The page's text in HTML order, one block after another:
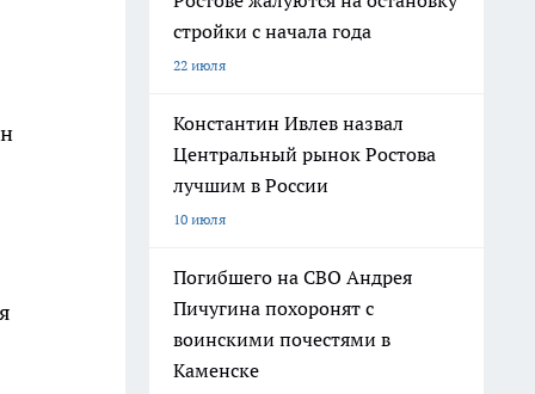
стройки с начала года
22 июля
Константин Ивлев назвал
Центральный рынок Ростова
лучшим в России
10 июля
Погибшего на СВО Андрея
Пичугина похоронят с
воинскими почестями в
Каменске